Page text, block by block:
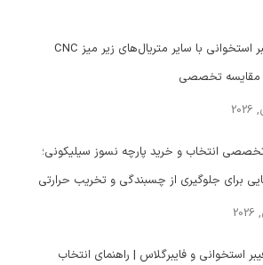
تفاوت فیبر استخوانی با سایر متریال‌های زیر میز CNC
تخصصی
انتخاب و خرید پارچه نسوز سیلیکونی؛
برای جلوگیری از چسبندگی و تخریب حرارتی
استخوانی و فایبرگلاس | راهنمای انتخاب